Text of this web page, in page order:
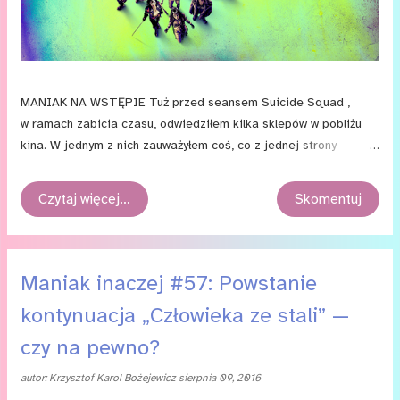
MANIAK NA WSTĘPIE Tuż przed seansem Suicide Squad ,
w ramach zabicia czasu, odwiedziłem kilka sklepów w pobliżu
kina. W jednym z nich zauważyłem coś, co z jednej strony
rozczarowało. Oto bowiem na półeczce z różnego rodzaju
zabawkami i figurkami, znajdowały się liczne zestawy
Batman: TAS i z gier z serii Arkham . Była Wonder Woman. Byłe
większe zestawy z całą bat-rodziną. I ceny były bardzo
przystępne. Ale kiedy pełen entuzjazmu wziąłem pudełko
do ręki, by przyjrzeć się figurkom z bliska, cała radość, niczym
za pstryknięciem palców, ulatywała. Jakość wykonania była
bowiem bardzo kiepska — zaburzone proporcje, krzywe twarze,
niskiej jakości materiały… Uśmiechnąłem się więc i odłożyłem
Czytaj więcej… Skomentuj
Maniak inaczej #57: Powstanie
kontynuacja „Człowieka ze stali” —
czy na pewno?
autor:Krzysztof Karol Bożejewicz sierpnia 09, 2016